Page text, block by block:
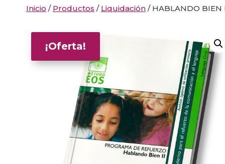
Inicio / Productos / Liquidación / HABLANDO BIEN
¡Oferta!